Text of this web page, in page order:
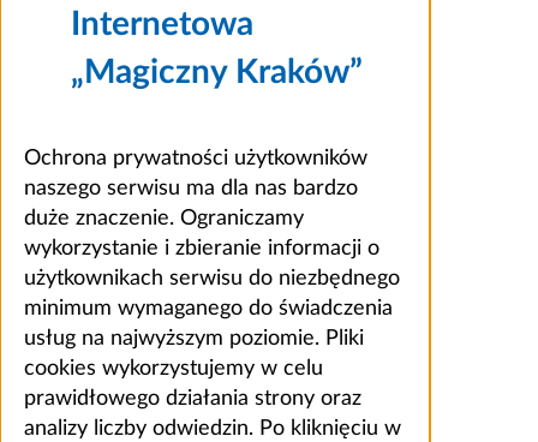
Internetowa
„Magiczny Kraków”
Ochrona prywatności użytkowników
naszego serwisu ma dla nas bardzo
duże znaczenie. Ograniczamy
wykorzystanie i zbieranie informacji o
użytkownikach serwisu do niezbędnego
minimum wymaganego do świadczenia
usług na najwyższym poziomie. Pliki
cookies wykorzystujemy w celu
prawidłowego działania strony oraz
analizy liczby odwiedzin. Po kliknięciu w